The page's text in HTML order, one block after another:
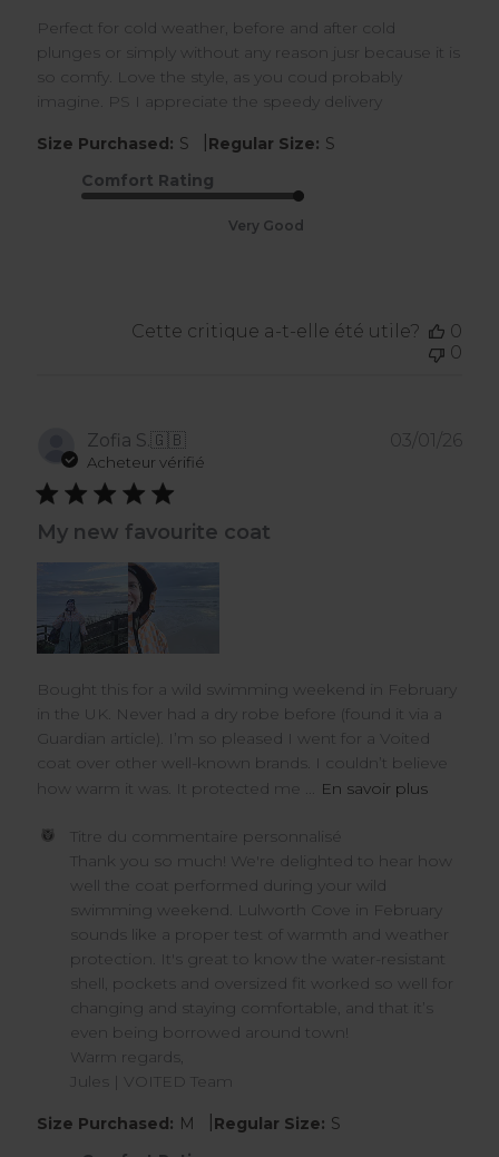
Perfect for cold weather, before and after cold
plunges or simply without any reason jusr because it is
so comfy. Love the style, as you coud probably
imagine. PS I appreciate the speedy delivery
Size Purchased: S Regular Size: S
Comfort Rating
Very Good
Cette critique a-t-elle été utile?
0
0
Zofia S.🇬🇧
Acheteur vérifié
My new favourite coat
Bought this for a wild swimming weekend in February
in the UK. Never had a dry robe before (found it via a
Guardian article). I’m so pleased I went for a Voited
coat over other well-known brands. I couldn’t believe
how warm it was. It protected me ... En savoir plus
Commentaires
magasin
l'examen
personnalisé
Mar
Titre du commentaire personnalisé
Thank you so much! We're delighted to hear how
well the coat performed during your wild
swimming weekend. Lulworth Cove in February
sounds like a proper test of warmth and weather
protection. It's great to know the water-resistant
shell, pockets and oversized fit worked so well for
changing and staying comfortable, and that it’s
even being borrowed around town!
Warm regards,
Jules | VOITED Team
Size Purchased: M Regular Size: S
03/01/26